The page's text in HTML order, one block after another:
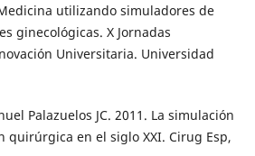
utilizando simuladores de
ginecológicas. X Jornadas
Universitaria. Universidad
Palazuelos JC. 2011. La simulación
quirúrgica en el siglo XXI. Cirug Esp,